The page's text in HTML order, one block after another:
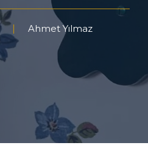
Ahmet Yılmaz